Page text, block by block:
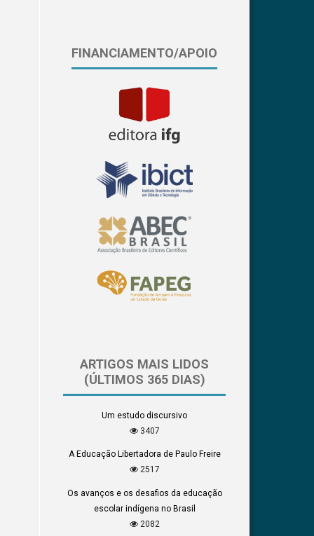
FINANCIAMENTO/APOIO
ARTIGOS MAIS LIDOS
(ÚLTIMOS 365 DIAS)
Um estudo discursivo
3407
A Educação Libertadora de Paulo Freire
2517
Os avanços e os desafios da educação
escolar indígena no Brasil
2082